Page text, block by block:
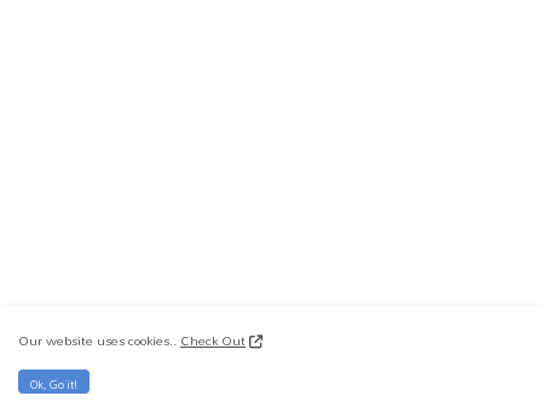
Our website uses cookies..Check Out
Ok, Go it!